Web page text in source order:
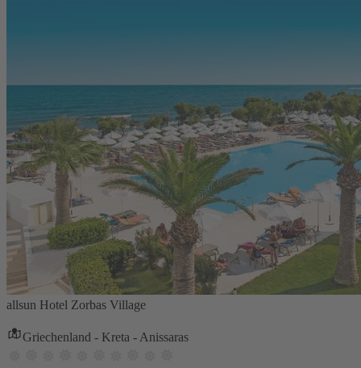
allsun Hotel Zorbas Village
Griechenland - Kreta - Anissaras